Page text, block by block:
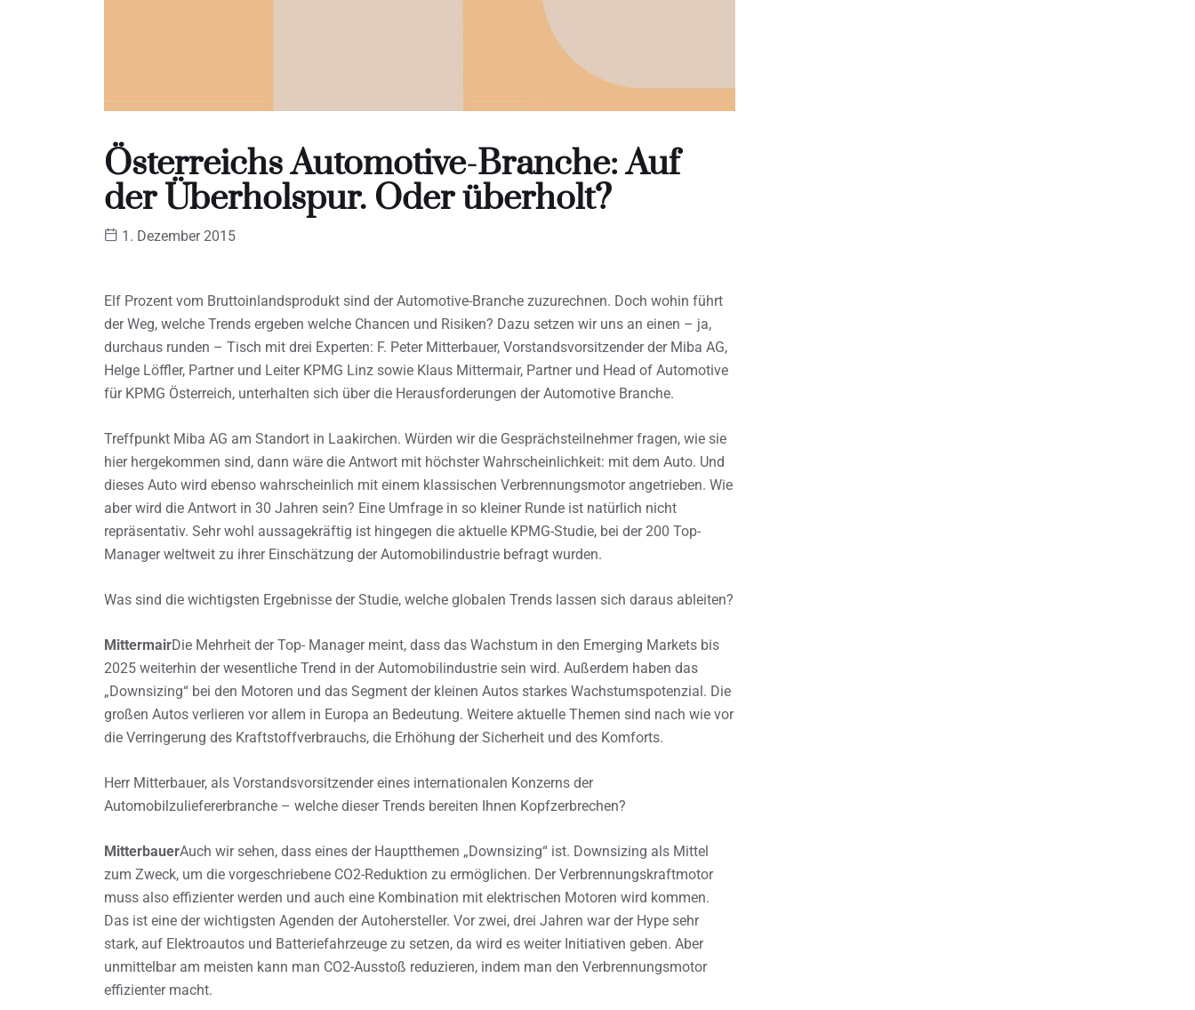
Österreichs Automotive-Branche: Auf
der Überholspur. Oder überholt?
1. Dezember 2015
Elf Prozent vom Bruttoinlandsprodukt sind der Automotive-Branche zuzurechnen. Doch wohin führt
der Weg, welche Trends ergeben welche Chancen und Risiken? Dazu setzen wir uns an einen – ja,
durchaus runden – Tisch mit drei Experten: F. Peter Mitterbauer, Vorstandsvorsitzender der Miba AG,
Helge Löffler, Partner und Leiter KPMG Linz sowie Klaus Mittermair, Partner und Head of Automotive
für KPMG Österreich, unterhalten sich über die Herausforderungen der Automotive Branche.
Treffpunkt Miba AG am Standort in Laakirchen. Würden wir die Gesprächsteilnehmer fragen, wie sie
hier hergekommen sind, dann wäre die Antwort mit höchster Wahrscheinlichkeit: mit dem Auto. Und
dieses Auto wird ebenso wahrscheinlich mit einem klassischen Verbrennungsmotor angetrieben. Wie
aber wird die Antwort in 30 Jahren sein? Eine Umfrage in so kleiner Runde ist natürlich nicht
repräsentativ. Sehr wohl aussagekräftig ist hingegen die aktuelle KPMG-Studie, bei der 200 Top-
Manager weltweit zu ihrer Einschätzung der Automobilindustrie befragt wurden.
Was sind die wichtigsten Ergebnisse der Studie, welche globalen Trends lassen sich daraus ableiten?
MittermairDie Mehrheit der Top- Manager meint, dass das Wachstum in den Emerging Markets bis
2025 weiterhin der wesentliche Trend in der Automobilindustrie sein wird. Außerdem haben das
„Downsizing“ bei den Motoren und das Segment der kleinen Autos starkes Wachstumspotenzial. Die
großen Autos verlieren vor allem in Europa an Bedeutung. Weitere aktuelle Themen sind nach wie vor
die Verringerung des Kraftstoffverbrauchs, die Erhöhung der Sicherheit und des Komforts.
Herr Mitterbauer, als Vorstandsvorsitzender eines internationalen Konzerns der
Automobilzuliefererbranche – welche dieser Trends bereiten Ihnen Kopfzerbrechen?
MitterbauerAuch wir sehen, dass eines der Hauptthemen „Downsizing“ ist. Downsizing als Mittel
zum Zweck, um die vorgeschriebene CO2-Reduktion zu ermöglichen. Der Verbrennungskraftmotor
muss also effizienter werden und auch eine Kombination mit elektrischen Motoren wird kommen.
Das ist eine der wichtigsten Agenden der Autohersteller. Vor zwei, drei Jahren war der Hype sehr
stark, auf Elektroautos und Batteriefahrzeuge zu setzen, da wird es weiter Initiativen geben. Aber
unmittelbar am meisten kann man CO2-Ausstoß reduzieren, indem man den Verbrennungsmotor
effizienter macht.